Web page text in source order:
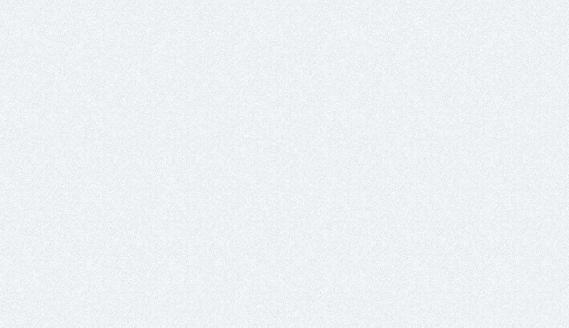
حوار يحمل جينات الوطن مع الأمير
مشعل بن عبد الله بن عبد العزيز
( مشعل بن عبد الله ) … عاشق
نجران
عبد العزيز.. ملك القلوب
عضو مجلس الشارقة الرياضي
وزير حقوق الإنسان اليمني يؤكد أن
انعقاد ملتقى (الوطن